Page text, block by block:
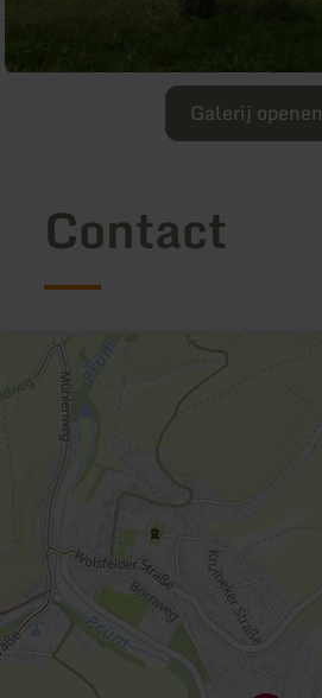
Galerij openen
Contact